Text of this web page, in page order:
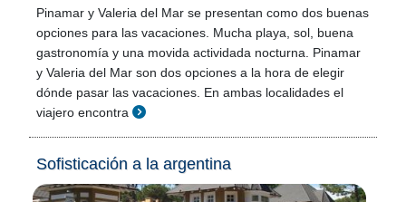
Pinamar y Valeria del Mar se presentan como dos buenas
opciones para las vacaciones. Mucha playa, sol, buena
gastronomía y una movida actividada nocturna. Pinamar
y Valeria del Mar son dos opciones a la hora de elegir
dónde pasar las vacaciones. En ambas localidades el
viajero encontra
Sofisticación a la argentina